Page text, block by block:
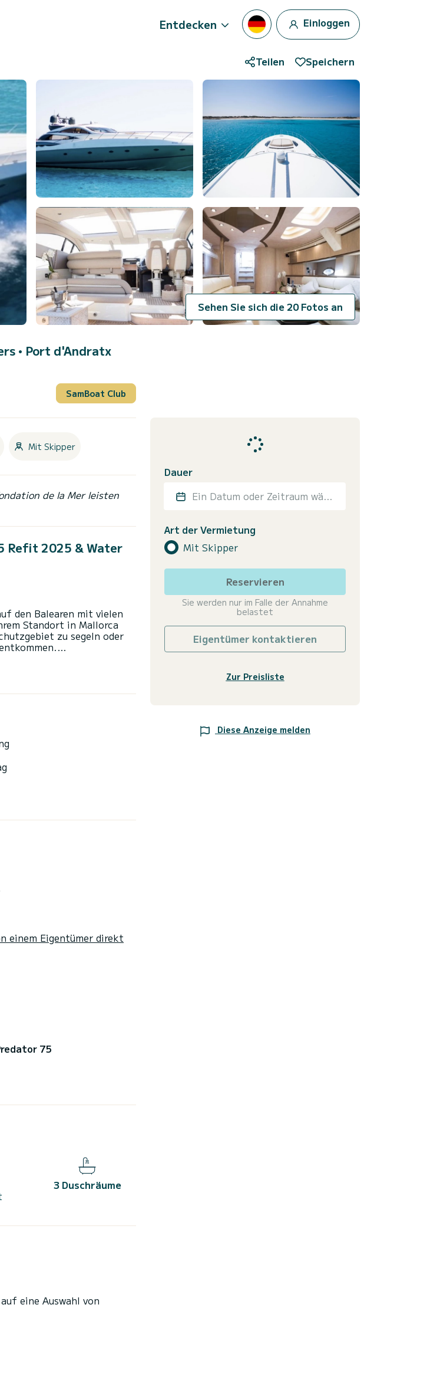
Entdecken Einloggen
Teilen Speichern
Sehen Sie sich die 20 Fotos an
• Port d'Andratx
SamBoat Club
Mit Skipper
de la Mer leisten
Refit 2025 & Water
den Balearen mit vielen
Standort in Mallorca
zu segeln oder
von 35 Knoten. Es ist
unglaublichen Tag beim
verfügbar, um das
einem Eigentümer direkt
75
3 Duschräume
eine Auswahl von
Dauer
Ein Datum oder Zeitraum wählen
Art der Vermietung
Mit Skipper
Reservieren
Sie werden nur im Falle der Annahme
belastet
Eigentümer kontaktieren
Zur Preisliste
Diese Anzeige melden